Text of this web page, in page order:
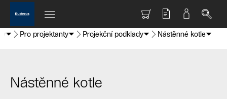
Pro projektanty Projekční podklady Nástěnné kotle
Nástěnné kotle